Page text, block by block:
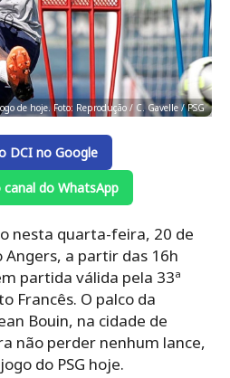
de hoje. Foto: Reprodução / C. Gavelle / PSG
DCI no Google
do WhatsApp
nesta quarta-feira, 20 de
a partir das 16h
partida válida pela 33ª
Francês. O palco da
Bouin, na cidade de
não perder nenhum lance,
do PSG hoje.